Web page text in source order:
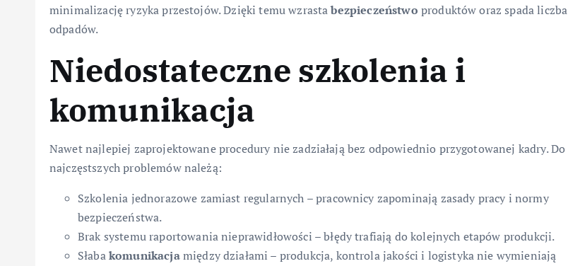
minimalizację ryzyka przestojów. Dzięki temu wzrastabezpieczeństwo produktów oraz spada liczba
odpadów.
Niedostateczne szkolenia i
komunikacja
Nawet najlepiej zaprojektowane procedury nie zadziałają bez odpowiednio przygotowanej kadry. Do
najczęstszych problemów należą:
Szkolenia jednorazowe zamiast regularnych – pracownicy zapominają zasady pracy i normy
bezpieczeństwa.
Brak systemu raportowania nieprawidłowości – błędy trafiają do kolejnych etapów produkcji.
Słabakomunikacjamiędzy działami – produkcja, kontrola jakości i logistyka nie wymieniają